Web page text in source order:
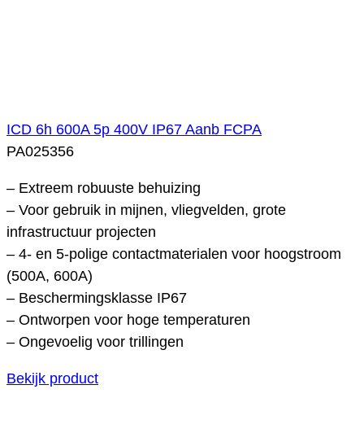
ICD 6h 600A 5p 400V IP67 Aanb FCPA
PA025356
– Extreem robuuste behuizing
– Voor gebruik in mijnen, vliegvelden, grote
infrastructuur projecten
– 4- en 5-polige contactmaterialen voor hoogstroom
(500A, 600A)
– Beschermingsklasse IP67
– Ontworpen voor hoge temperaturen
– Ongevoelig voor trillingen
Bekijk product